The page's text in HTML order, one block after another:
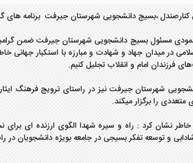
کنارصندل ،بسیج دانشجویی شهرستان جیرفت برنامه های
مسئول بسیج دانشجویی شهرستان جیرفت ضمن
در میدان جهاد و شهادت و مبارزه با استکبار
فرزندان امام و انقلاب تجلیل کنیم.
شهرستان جیرفت نیز در راستای ترویج فرهنگ
متعددی را برگزار میکند.
نشان کرد : راه و سیره شهدا الگوی ارزنده ای برای
و توسعه تفکر بسیجی در جامعه بویژه دانشجویان